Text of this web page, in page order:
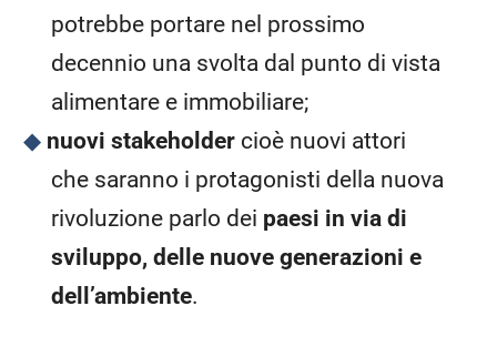
potrebbe portare nel prossimo
decennio una svolta dal punto di vista
alimentare e immobiliare;
nuovi stakeholdercioè nuovi attori
che saranno i protagonisti della nuova
rivoluzione parlo dei paesi in via di
sviluppo, delle nuove generazioni e
dell’ambiente.